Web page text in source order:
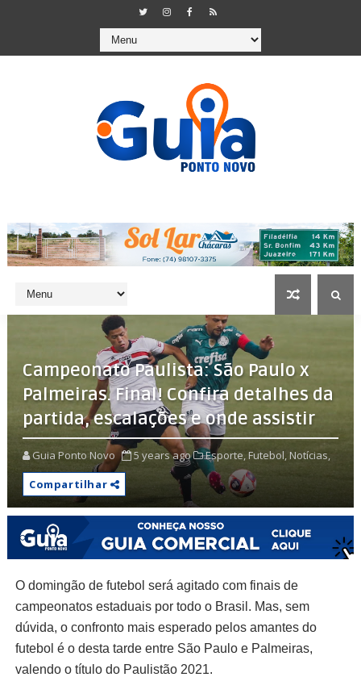
Campeonato Paulista: São Paulo x
Palmeiras. Final! Confira detalhes da
partida, escalações e onde assistir
Guia Ponto Novo 5 years ago Esporte,Futebol, Notícias,
Compartilhar
O domingão de futebol será agitado com finais de
campeonatos estaduais por todo o Brasil. Mas, sem
dúvida, o confronto mais esperado pelos amantes do
futebol é o desta tarde entre São Paulo e Palmeiras,
valendo o título do Paulistão 2021.